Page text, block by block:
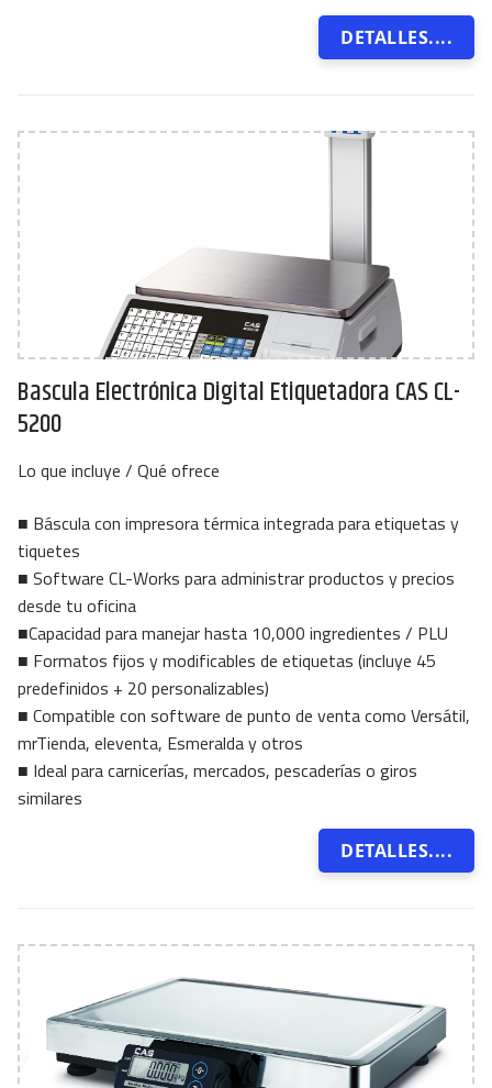
DETALLES....
Bascula Electrónica Digital Etiquetadora CAS CL-
5200
Lo que incluye / Qué ofrece
■ Báscula con impresora térmica integrada para etiquetas y
tiquetes
■ Software CL-Works para administrar productos y precios
desde tu oficina
■Capacidad para manejar hasta 10,000 ingredientes / PLU
■ Formatos fijos y modificables de etiquetas (incluye 45
predefinidos + 20 personalizables)
■ Compatible con software de punto de venta como Versátil,
mrTienda, eleventa, Esmeralda y otros
■ Ideal para carnicerías, mercados, pescaderías o giros
similares
DETALLES....